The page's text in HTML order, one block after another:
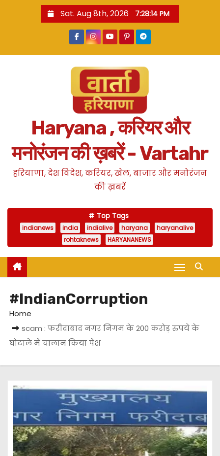
Sat. Aug 8th, 2026 7:28:14 PM
Haryana , करियर और
मनोरंजन की ख़बरें - Vartahr
हरियाणा, देश विदेश, करियर, खेल, बाजार और मनोरंजन
की ख़बरें
Top Tags
indianews india indialive haryana
haryanalive
rohtaknews
HARYANANEWS
#IndianCorruption
Home
scam : फरीदाबाद नगर निगम के 200 करोड़ रुपये के
घोटाले में चालान किया पेश